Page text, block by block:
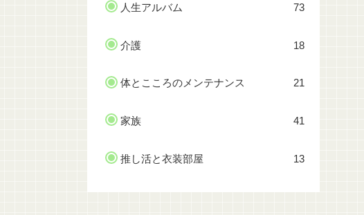
人生アルバム 73
介護 18
体とこころのメンテナンス 21
家族 41
推し活と衣装部屋 13